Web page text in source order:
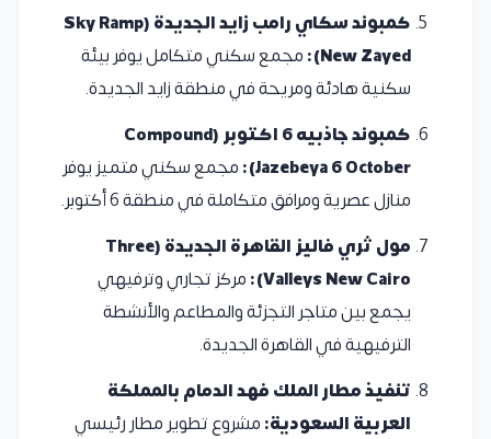
كمبوند سكاي رامب زايد الجديدة (Sky Ramp
New Zayed):
مجمع سكني متكامل يوفر بيئة
سكنية هادئة ومريحة في منطقة زايد الجديدة.
كمبوند جاذبيه 6 اكتوبر (Compound
Jazebeya 6 October):
مجمع سكني متميز يوفر
منازل عصرية ومرافق متكاملة في منطقة 6 أكتوبر.
مول ثري فاليز القاهرة الجديدة (Three
Valleys New Cairo):
مركز تجاري وترفيهي
يجمع بين متاجر التجزئة والمطاعم والأنشطة
الترفيهية في القاهرة الجديدة.
تنفيذ مطار الملك فهد الدمام بالمملكة
العربية السعودية:مشروع تطوير مطار رئيسي